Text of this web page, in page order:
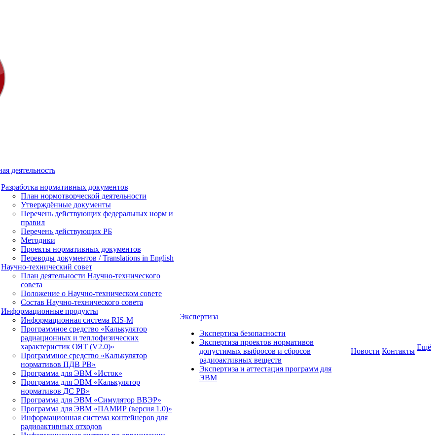
деятельность
Разработка нормативных документов
План нормотворческой деятельности
Утверждённые документы
Перечень действующих федеральных норм и
правил
Перечень действующих РБ
Методики
Проекты нормативных документов
Переводы документов / Translations in English
Научно-технический совет
План деятельности Научно-технического
совета
Положение о Научно-техническом совете
Состав Научно-технического совета
Информационные продукты
Информационная система RIS-M
Программное средство «Калькулятор
радиационных и теплофизических
характеристик ОЯТ (V2.0)»
Программное средство «Калькулятор
нормативов ПДВ РВ»
Программа для ЭВМ «Исток»
Программа для ЭВМ «Калькулятор
нормативов ДС РВ»
Программа для ЭВМ «Симулятор ВВЭР»
Программа для ЭВМ «ПАМИР (версия 1.0)»
Информационная система контейнеров для
радиоактивных отходов
Экспертиза
Экспертиза безопасности
Экспертиза проектов нормативов
допустимых выбросов и сбросов
радиоактивных веществ
Экспертиза и аттестация программ для
ЭВМ
Новости Контакты Ещё